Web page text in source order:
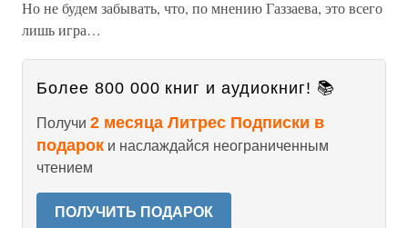
Но не будем забывать, что, по мнению Газзаева, это всего
лишь игра…
Более 800 000 книг и аудиокниг! 📚
Получи 2 месяца Литрес Подписки в
подарок и наслаждайся неограниченным
чтением
ПОЛУЧИТЬ ПОДАРОК